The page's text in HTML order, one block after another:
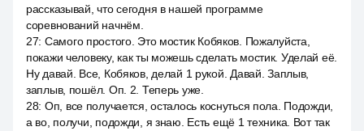
рассказывай, что сегодня в нашей программе
соревнований начнём.
27: Самого простого. Это мостик Кобяков. Пожалуйста,
покажи человеку, как ты можешь сделать мостик. Уделай её.
Ну давай. Все, Кобяков, делай 1 рукой. Давай. Заплыв,
заплыв, пошёл. Оп. 2. Теперь уже.
28: Оп, все получается, осталось коснуться пола. Подожди,
а во, получи, подожди, я знаю. Есть ещё 1 техника. Вот так